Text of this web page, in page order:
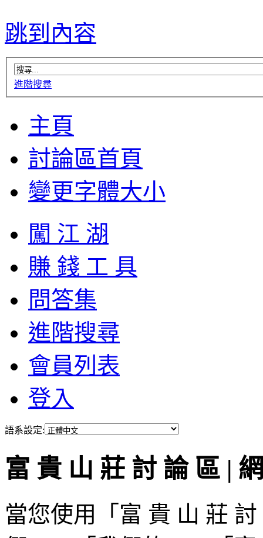
跳到內容
進階搜尋
主頁
討論區首頁
變更字體大小
闖 江 湖
賺 錢 工 具
問答集
進階搜尋
會員列表
登入
語系設定:
富 貴 山 莊 討 論 區 |
當您使用「富 貴 山 莊